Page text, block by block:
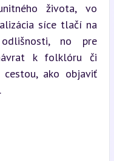
života, vo
síce tlačí na
no pre
k folklóru či
ako objaviť